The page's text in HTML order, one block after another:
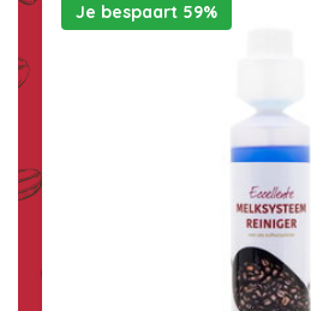
Je bespaart 59%